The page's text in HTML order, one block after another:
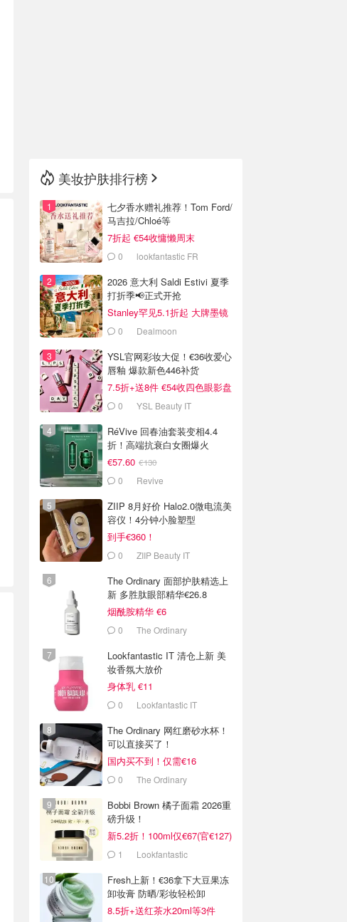
美妆护肤排行榜
七夕香水赠礼推荐！Tom Ford/
马吉拉/Chloé等
7折起 €54收慵懒周末
0 lookfantastic FR
2026 意大利 Saldi Estivi 夏季
打折季📢正式开抢
Stanley罕见5.1折起 大牌墨镜
5折起
0 Dealmoon
YSL官网彩妆大促！€36收爱心
唇釉 爆款新色446补货
7.5折+送8件 €54收四色眼影盘
0 YSL Beauty IT
RéVive 回春油套装变相4.4
折！高端抗衰白女圈爆火
€57.60 €130
0 Revive
ZIIP 8月好价 Halo2.0微电流美
容仪！4分钟小脸塑型
到手€360！
0 ZIIP Beauty IT
The Ordinary 面部护肤精选上
新 多胜肽眼部精华€26.8
烟酰胺精华 €6
0 The Ordinary
Lookfantastic IT 清仓上新 美
妆香氛大放价
身体乳 €11
0 Lookfantastic IT
The Ordinary 网红磨砂水杯！
可以直接买了！
国内买不到！仅需€16
0 The Ordinary
Bobbi Brown 橘子面霜 2026重
磅升级！
新5.2折！100ml仅€67(官€127)
1 Lookfantastic
Fresh上新！€36拿下大豆果冻
卸妆膏 防晒/彩妆轻松卸
8.5折+送红茶水20ml等3件